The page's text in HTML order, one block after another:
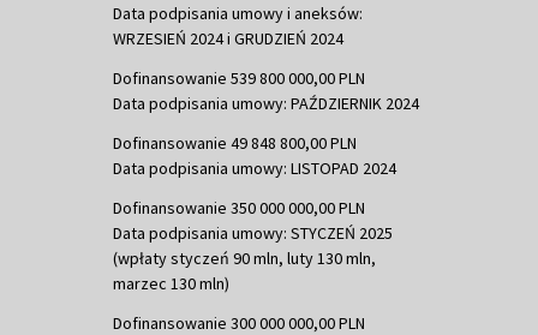
Data podpisania umowy i aneksów:
WRZESIEŃ 2024 i GRUDZIEŃ 2024
Dofinansowanie 539 800 000,00 PLN
Data podpisania umowy: PAŹDZIERNIK 2024
Dofinansowanie 49 848 800,00 PLN
Data podpisania umowy: LISTOPAD 2024
Dofinansowanie 350 000 000,00 PLN
Data podpisania umowy: STYCZEŃ 2025
(wpłaty styczeń 90 mln, luty 130 mln,
marzec 130 mln)
Dofinansowanie 300 000 000,00 PLN